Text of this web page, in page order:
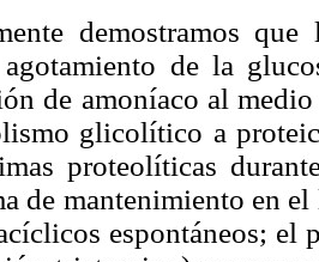
demostramos
de la
de amoníaco al
glicolítico a
proteolíticas
de mantenimiento en
espontáneos; el